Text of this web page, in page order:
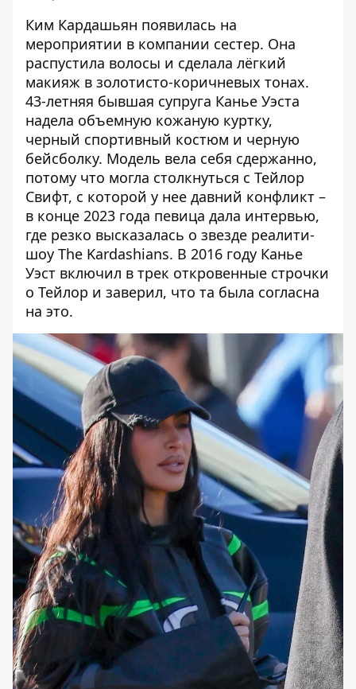
Ким Кардашьян появилась на
мероприятии в компании сестер. Она
распустила волосы и сделала лёгкий
макияж в золотисто-коричневых тонах.
43-летняя бывшая супруга Канье Уэста
надела объемную кожаную куртку,
черный спортивный костюм и черную
бейсболку. Модель вела себя сдержанно,
потому что могла столкнуться с Тейлор
Свифт, с которой у нее давний конфликт –
в конце 2023 года певица дала интервью,
где резко высказалась о звезде реалити-
шоу The Kardashians. В 2016 году Канье
Уэст включил в трек откровенные строчки
о Тейлор и заверил, что та была согласна
на это.